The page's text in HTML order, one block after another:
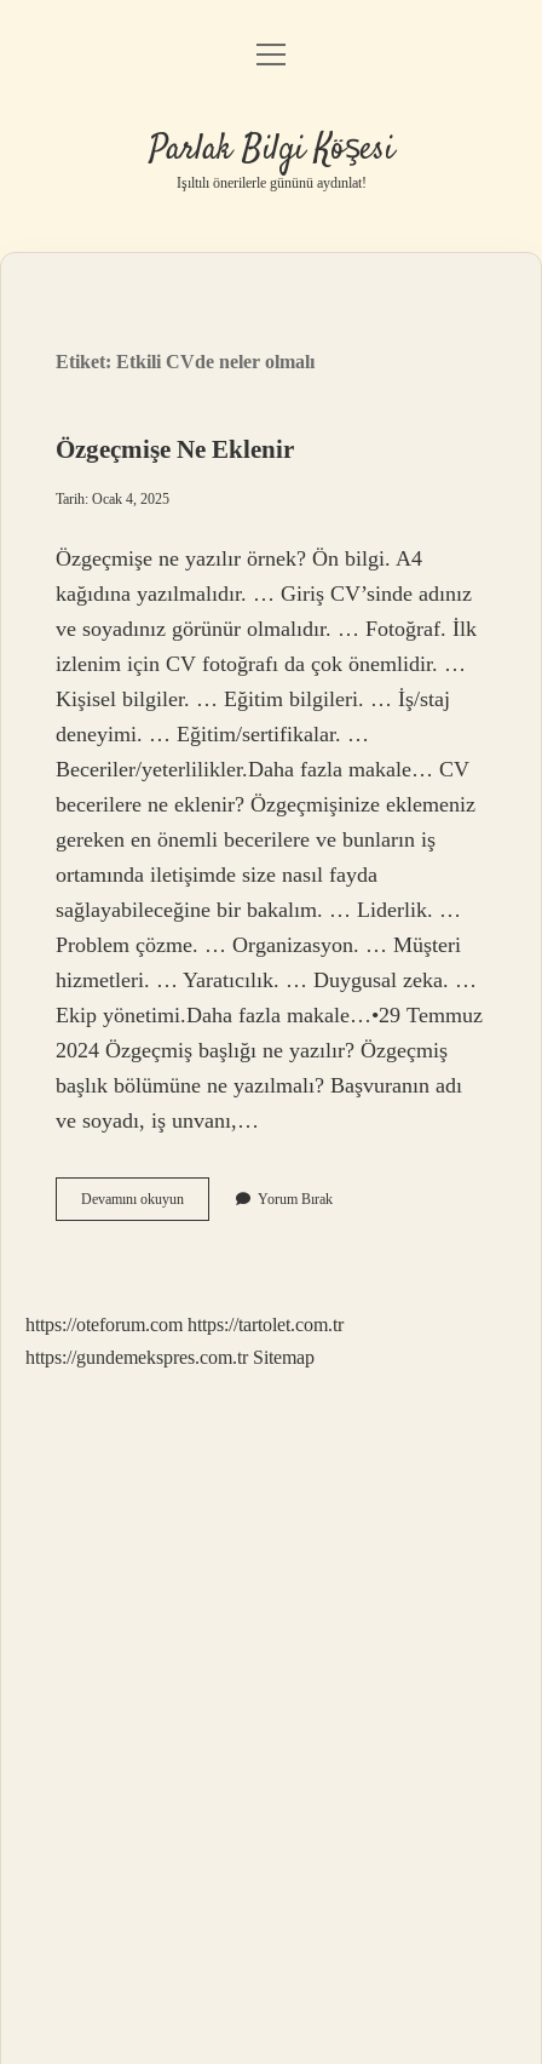
Anasayfa
Yasal Uyarı
menüyü
Parlak Bilgi Köşesi
Işıltılı önerilerle gününü aydınlat!
Etiket:Etkili CVde neler olmalı
Özgeçmişe Ne Eklenir
Tarih: Ocak 4, 2025
Özgeçmişe ne yazılır örnek? Ön bilgi. A4
kağıdına yazılmalıdır. … Giriş CV’sinde adınız
ve soyadınız görünür olmalıdır. … Fotoğraf. İlk
izlenim için CV fotoğrafı da çok önemlidir. …
Kişisel bilgiler. … Eğitim bilgileri. … İş/staj
deneyimi. … Eğitim/sertifikalar. …
Beceriler/yeterlilikler.Daha fazla makale… CV
becerilere ne eklenir? Özgeçmişinize eklemeniz
gereken en önemli becerilere ve bunların iş
ortamında iletişimde size nasıl fayda
sağlayabileceğine bir bakalım. … Liderlik. …
Problem çözme. … Organizasyon. … Müşteri
hizmetleri. … Yaratıcılık. … Duygusal zeka. …
Ekip yönetimi.Daha fazla makale…•29 Temmuz
2024 Özgeçmiş başlığı ne yazılır? Özgeçmiş
başlık bölümüne ne yazılmalı? Başvuranın adı
ve soyadı, iş unvanı,…
Devamını okuyunÖzgeçmişe
Ne
Yorum Bırak
https://oteforum.com https://tartolet.com.tr
https://gundemekspres.com.tr Sitemap